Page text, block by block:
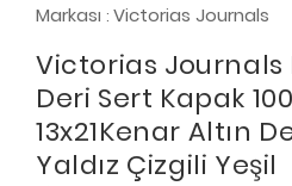
Markası : Victorias Journals
Victorias
Deri Sert Kapak
13x21Kenar Altın
Yaldız Çizgili Yeşil